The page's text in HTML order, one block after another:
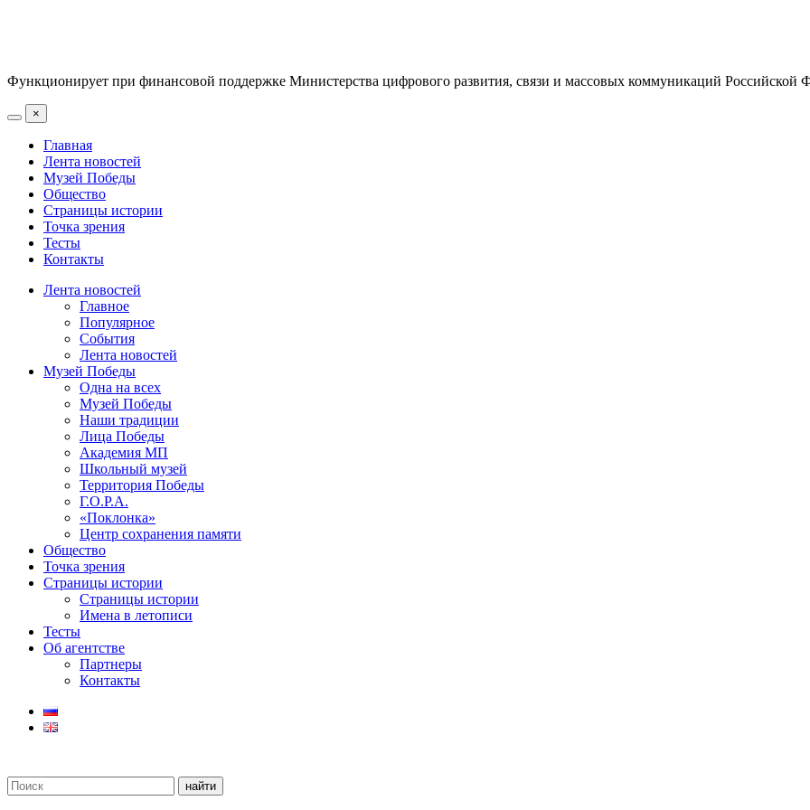
Функционирует при финансовой поддержке Министерства цифрового развития, связи и массовых коммуникаций Российской
×
Главная
Лента новостей
Музей Победы
Общество
Страницы истории
Точка зрения
Тесты
Контакты
Лента новостей
Главное
Популярное
События
Лента новостей
Музей Победы
Одна на всех
Музей Победы
Наши традиции
Лица Победы
Академия МП
Школьный музей
Территория Победы
Г.О.Р.А.
«Поклонка»
Центр сохранения памяти
Общество
Точка зрения
Страницы истории
Страницы истории
Имена в летописи
Тесты
Об агентстве
Партнеры
Контакты